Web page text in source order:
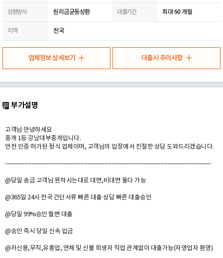
상환방식 원리금균등상환 대출기간 최대 60 개월
지역 전국
업체정보 상세보기 대출시 주의사항
부가설명
고객님 안녕하세요
중개 1등 강남대부중개입니다.
안전 인증 허가된 정식 업체이며, 고객님의 입장에서 친절한 상담 도와드리겠습니다.
----------------------------------------------------------------------------------------------------------------------
@당일 송금 고객님 원하시는대로 대면,비대면 둘다 가능
@365일 24시 전국 간단서류 빠른 대출 상담 빠른 대출승인
@당일 99%승인 월변 대출
@승인 즉시 당일 신속 입금
@저신용,무직,유흥업, 연체 및 신불 희생자 직업 관계없이 대출가능(자영업자 환영)